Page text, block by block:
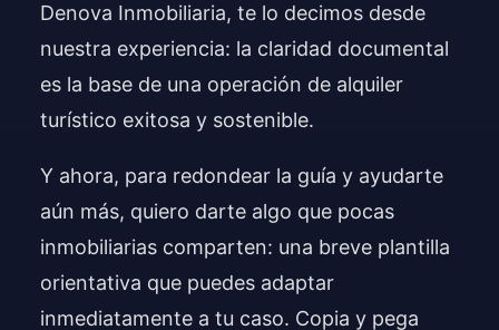
Denova Inmobiliaria, te lo decimos desde
nuestra experiencia: la claridad documental
es la base de una operación de alquiler
turístico exitosa y sostenible.
Y ahora, para redondear la guía y ayudarte
aún más, quiero darte algo que pocas
inmobiliarias comparten: una breve plantilla
orientativa que puedes adaptar
inmediatamente a tu caso. Copia y pega